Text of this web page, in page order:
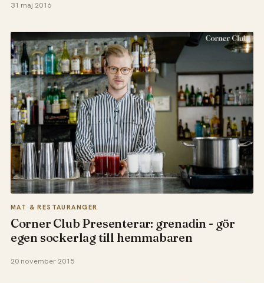
31 maj 2016
MAT & RESTAURANGER
Corner Club Presenterar: grenadin - gör
egen sockerlag till hemmabaren
20 november 2015